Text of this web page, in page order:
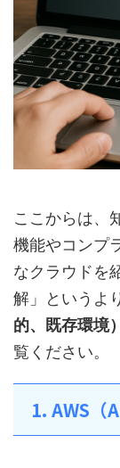
ここからは、
機能やコンプ
なクラウドを
解」というよ
的、既存環境
覧ください。
1. AWS（